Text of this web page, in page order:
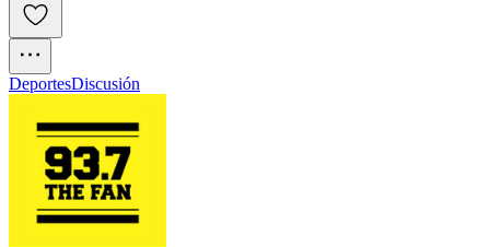
DeportesDiscusión